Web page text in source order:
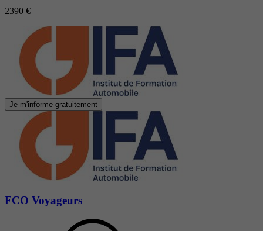
2390 €
Je m'informe gratuitement
FCO Voyageurs